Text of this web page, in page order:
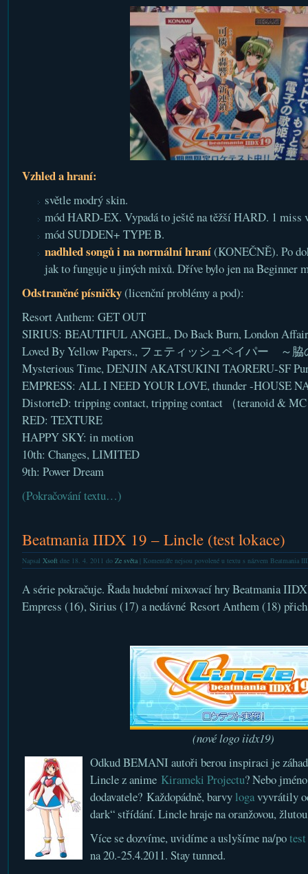
Vzhled a hraní:
světle modrý skin.
mód HARD-EX. Vypadá to ještě na těžší HARD. 1 miss
mód SUDDEN+ TYPE B.
nadhled songů i na normální hraní(KONEČNĚ). Po
jak to funguje u jiných mixů. Dříve bylo jen na Beginner
Odstraněné písničky(licenční problémy a pod):
Resort Anthem: GET OUT
SIRIUS: BEAUTIFUL ANGEL, Do Back Burn, London
Loved By Yellow Papers., フェティッシュペイパー ～
Mysterious Time, DENJIN AKATSUKINI TAORERU-SF
EMPRESS: ALL I NEED YOUR LOVE, thunder -HOUSE
DistorteD: tripping contact, tripping contact （teranoid &
RED: TEXTURE
HAPPY SKY: in motion
10th: Changes, LIMITED
9th: Power Dream
(Pokračování textu…)
Beatmania IIDX 19 – Lincle (test lokace)
Napsal Xsoftdne 18. 4. 2011 do Ze světa| Komentáře nejsou povolenéu textu s názvem Beatmania
A série pokračuje. Řada hudební mixovací hry Beatmania
Empress (16), Sirius (17) a nedávné Resort Anthem (18)
(nové logo iidx19)
Odkud BEMANI autoři berou inspiraci je
Lincle z anime Kirameki Projectu? Nebo
dodavatele? Každopádně, barvy logavyvrátily
dark“ střídání. Lincle hraje na oranžovou,
Více se dozvíme, uvidíme a uslyšíme na/po
na 20.-25.4.2011. Stay tunned.